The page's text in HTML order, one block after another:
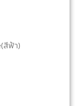
สีฟ้า)